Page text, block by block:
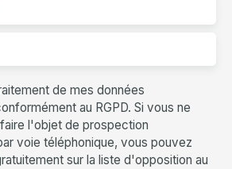
de mes données
au RGPD. Si vous ne
l'objet de prospection
voie téléphonique, vous pouvez
sur la liste d'opposition au